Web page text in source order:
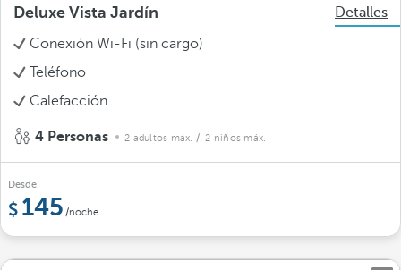
Deluxe Vista Jardín
Detalles
Conexión Wi-Fi (sin cargo)
Teléfono
Calefacción
4 Personas 2 adultos máx. / 2 niños máx.
Desde
145 /noche